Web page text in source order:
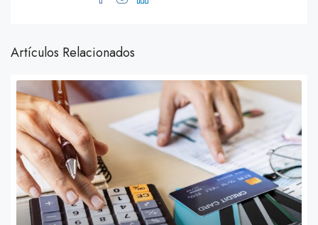
Artículos Relacionados